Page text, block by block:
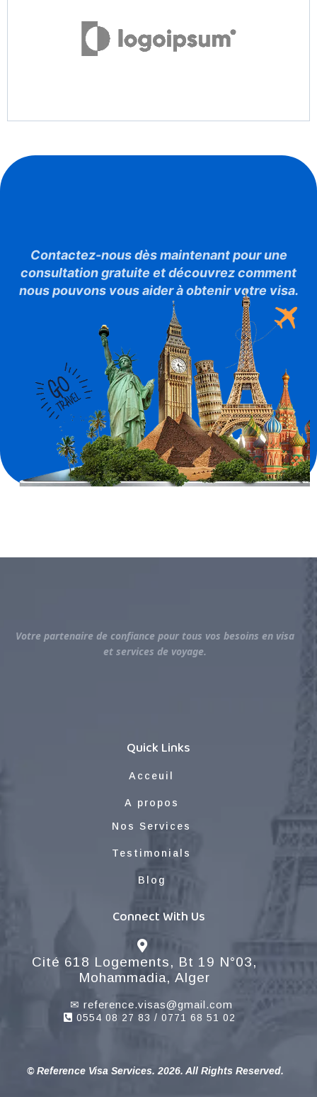
Contactez-nous dès maintenant pour une
consultation gratuite et découvrez comment
nous pouvons vous aider à obtenir votre visa.
Votre partenaire de confiance pour tous vos besoins en visa
et services de voyage.
Quick Links
Acceuil
A propos
Nos Services
Testimonials
Blog
Connect With Us
Cité 618 Logements, Bt 19 N°03,
Mohammadia, Alger
✉ reference.visas@gmail.com
0554 08 27 83 / 0771 68 51 02
© Reference Visa Services. 2026. All Rights Reserved.